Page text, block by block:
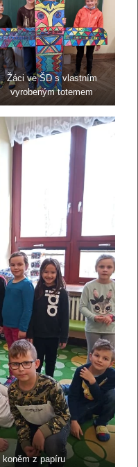
Žáci ve ŠD s vlastním
vyrobeným totemem
z papíru